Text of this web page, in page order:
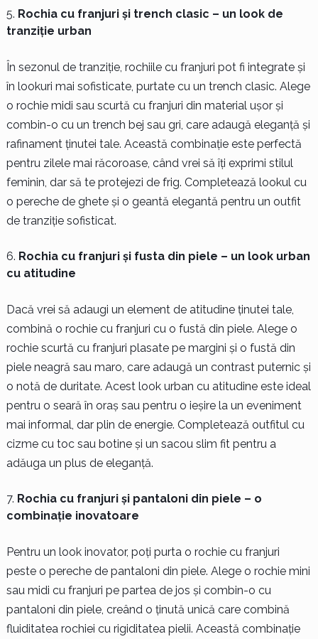
Rochia cu franjuri și trench clasic – un look de
tranziție urban
În sezonul de tranziție, rochiile cu franjuri pot fi integrate și
în lookuri mai sofisticate, purtate cu un trench clasic. Alege
o rochie midi sau scurtă cu franjuri din material ușor și
combin-o cu un trench bej sau gri, care adaugă eleganță și
rafinament ținutei tale. Această combinație este perfectă
pentru zilele mai răcoroase, când vrei să îți exprimi stilul
feminin, dar să te protejezi de frig. Completează lookul cu
o pereche de ghete și o geantă elegantă pentru un outfit
de tranziție sofisticat.
Rochia cu franjuri și fusta din piele – un look urban
cu atitudine
Dacă vrei să adaugi un element de atitudine ținutei tale,
combină o rochie cu franjuri cu o fustă din piele. Alege o
rochie scurtă cu franjuri plasate pe margini și o fustă din
piele neagră sau maro, care adaugă un contrast puternic și
o notă de duritate. Acest look urban cu atitudine este ideal
pentru o seară în oraș sau pentru o ieșire la un eveniment
mai informal, dar plin de energie. Completează outfitul cu
cizme cu toc sau botine și un sacou slim fit pentru a
adăuga un plus de eleganță.
Rochia cu franjuri și pantaloni din piele – o
combinație inovatoare
Pentru un look inovator, poți purta o rochie cu franjuri
peste o pereche de pantaloni din piele. Alege o rochie mini
sau midi cu franjuri pe partea de jos și combin-o cu
pantaloni din piele, creând o ținută unică care combină
fluiditatea rochiei cu rigiditatea pielii. Această combinație